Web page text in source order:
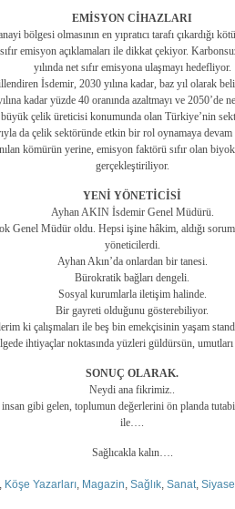
EMİSYON CİHAZLARI
bölgesi olmasının en yıpratıcı tarafı çıkardığı
emisyon açıklamaları ile dikkat çekiyor.
yılında net sıfır emisyona ulaşmayı hedefliyor.
İsdemir, 2030 yılına kadar, baz yıl olarak
kadar yüzde 40 oranında azaltmayı ve 2050’de
çelik üreticisi konumunda olan Türkiye’nin
da çelik sektöründe etkin bir rol oynamaya
kömürün yerine, emisyon faktörü sıfır olan
gerçekleştiriliyor.
YENİ YÖNETİCİSİ
Ayhan AKIN İsdemir Genel Müdürü.
Genel Müdür oldu. Hepsi işine hâkim, aldığı
yöneticilerdi.
Ayhan Akın’da onlardan bir tanesi.
Bürokratik bağları dengeli.
Sosyal kurumlarla iletişim halinde.
Bir gayreti olduğunu gösterebiliyor.
ki çalışmaları ile beş bin emekçisinin yaşam
ihtiyaçlar noktasında yüzleri güldürsün, umutları
SONUÇ OLARAK.
Neydi ana fikrimiz..
gibi gelen, toplumun değerlerini ön planda
ile….
Sağlıcakla kalın….
Köşe Yazarları Magazin Sağlık Sanat